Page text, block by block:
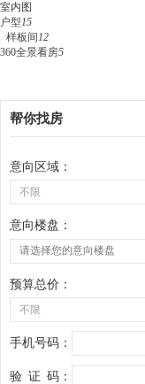
室内图
户型15
样板间12
360全景看房5
帮你找房
意向区域：
不限
意向楼盘：
预算总价：
不限
手机号码：
验 证 码：